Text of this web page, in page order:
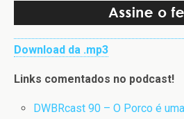
Download da .mp3
Links comentados no podcast!
DWBRcast 90 – O Porco é